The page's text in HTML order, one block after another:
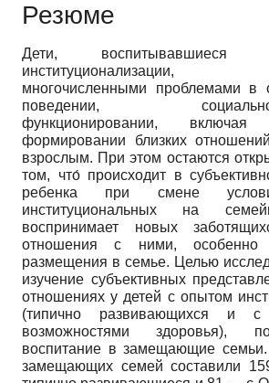
Резюме
Дети,
институционализации,
многочисленными проблемами в
поведении, социально-
функционировании,
формировании близких
взрослым. При этом остаются
том, что́ происходит в
ребенка при смене
институциональных на
воспринимает новых
отношения с ними,
размещения в семье. Целью
изучение субъективных
отношениях у детей с опытом
(типично развивающихся и с
возможностями здоровья),
воспитание в замещающие семьи.
замещающих семей составили